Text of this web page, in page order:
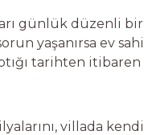
günlük düzenli
yaşanırsa ev
tarihten
villada